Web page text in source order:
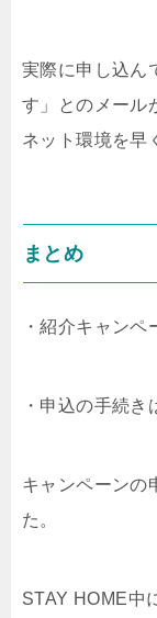
実際に申し込ん
す」とのメール
ネット環境を早
まとめ
・紹介キャンペ
・申込の手続き
キャンペーンの
た。
STAY HOME中